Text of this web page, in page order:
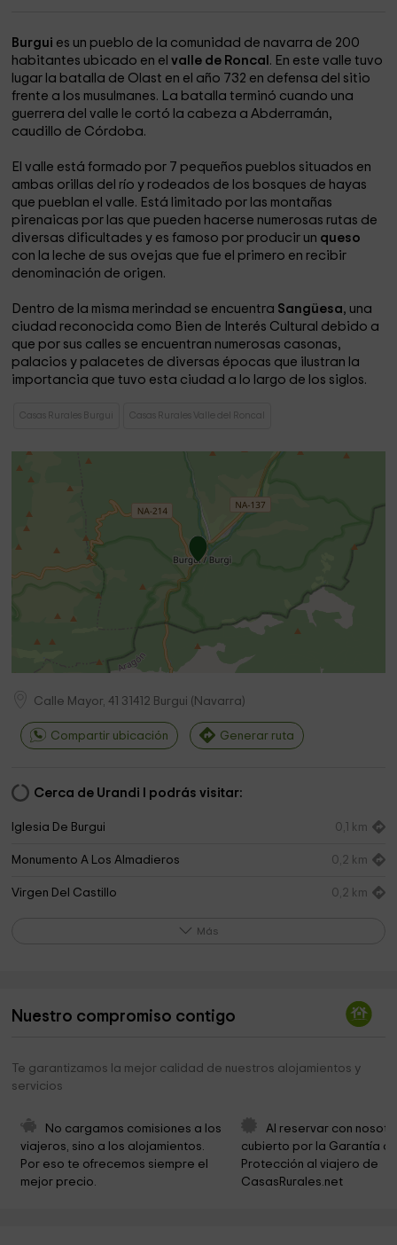
Burgui es un pueblo de la comunidad de navarra de 200
habitantes ubicado en el valle de Roncal . En este valle tuvo
lugar la batalla de Olast en el año 732 en defensa del sitio
frente a los musulmanes. La batalla terminó cuando una
guerrera del valle le cortó la cabeza a Abderramán,
caudillo de Córdoba.
El valle está formado por 7 pequeños pueblos situados en
ambas orillas del río y rodeados de los bosques de hayas
que pueblan el valle. Está limitado por las montañas
pirenaicas por las que pueden hacerse numerosas rutas de
diversas dificultades y es famoso por producir un queso
con la leche de sus ovejas que fue el primero en recibir
denominación de origen.
Dentro de la misma merindad se encuentra Sangüesa, una
ciudad reconocida como Bien de Interés Cultural debido a
que por sus calles se encuentran numerosas casonas,
palacios y palacetes de diversas épocas que ilustran la
importancia que tuvo esta ciudad a lo largo de los siglos.
Casas Rurales Burgui Casas Rurales Valle del Roncal
Calle Mayor, 41 31412 Burgui ( Navarra)
Compartir ubicación Generar ruta
Cerca de Urandi I podrás visitar:
Iglesia De Burgui 0,1 km
Monumento A Los Almadieros 0,2 km
Virgen Del Castillo 0,2 km
Foz de Burgui 1,7 km
Borda de Iglesia
Alto de Las Coronas
Borda de Iglesia
Ermita de la Virgen del Camino 4,9 km
Más
Nuestro compromiso contigo
Te garantizamos la mejor calidad de nuestros alojamientos y
servicios
No cargamos comisiones a los
viajeros, sino a los alojamientos.
Por eso te ofrecemos siempre el
mejor precio.
Al reservar con
cubierto por la Garantía
Protección al viajero de
CasasRurales.net